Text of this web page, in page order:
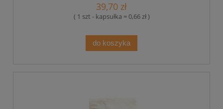
39,70 zł
( 1 szt - kapsułka = 0,66 zł )
do koszyka